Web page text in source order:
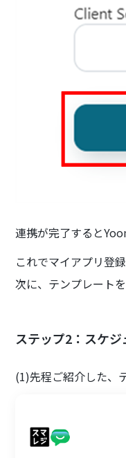
連携が完了すると
これでマイアプリ登
次に、テンプレート
ステップ2：スケ
(1)先程ご紹介した、